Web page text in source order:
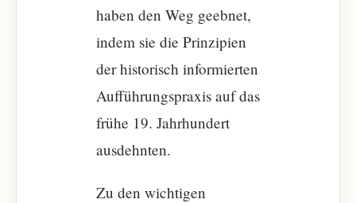
haben den Weg geebnet,
indem sie die Prinzipien
der historisch informierten
Aufführungspraxis auf das
frühe 19. Jahrhundert
ausdehnten.
Zu den wichtigen